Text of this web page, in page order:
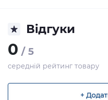
Відгуки
0 / 5
середній рейтинг товару
+